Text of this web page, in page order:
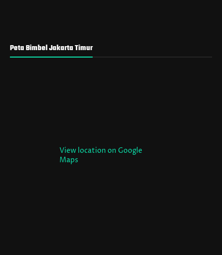
Peta Bimbel Jakarta Timur
View location on Google
Maps